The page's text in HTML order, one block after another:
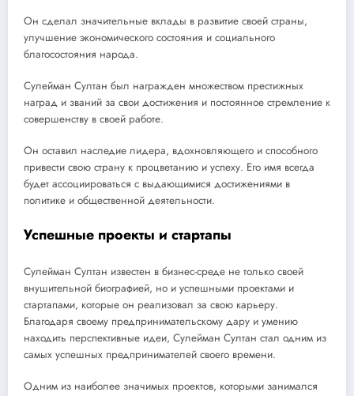
Он сделал значительные вклады в развитие своей страны,
улучшение экономического состояния и социального
благосостояния народа.
Сулейман Султан был награжден множеством престижных
наград и званий за свои достижения и постоянное стремление к
совершенству в своей работе.
Он оставил наследие лидера, вдохновляющего и способного
привести свою страну к процветанию и успеху. Его имя всегда
будет ассоциироваться с выдающимися достижениями в
политике и общественной деятельности.
Успешные проекты и стартапы
Сулейман Султан известен в бизнес-среде не только своей
внушительной биографией, но и успешными проектами и
стартапами, которые он реализовал за свою карьеру.
Благодаря своему предпринимательскому дару и умению
находить перспективные идеи, Сулейман Султан стал одним из
самых успешных предпринимателей своего времени.
Одним из наиболее значимых проектов, которыми занимался